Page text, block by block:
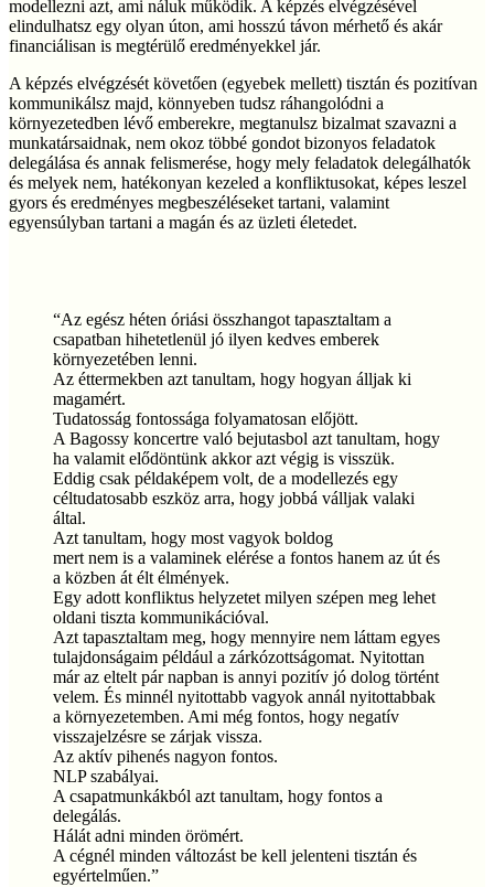
modellezni azt, ami náluk működik. A képzés elvégzésével
elindulhatsz egy olyan úton, ami hosszú távon mérhető és akár
financiálisan is megtérülő eredményekkel jár.
A képzés elvégzését követően (egyebek mellett) tisztán és pozitívan
kommunikálsz majd, könnyeben tudsz ráhangolódni a
környezetedben lévő emberekre, megtanulsz bizalmat szavazni a
munkatársaidnak, nem okoz többé gondot bizonyos feladatok
delegálása és annak felismerése, hogy mely feladatok delegálhatók
és melyek nem, hatékonyan kezeled a konfliktusokat, képes leszel
gyors és eredményes megbeszéléseket tartani, valamint
egyensúlyban tartani a magán és az üzleti életedet.
“Az egész héten óriási összhangot tapasztaltam a
csapatban hihetetlenül jó ilyen kedves emberek
környezetében lenni.
Az éttermekben azt tanultam, hogy hogyan álljak ki
magamért.
Tudatosság fontossága folyamatosan előjött.
A Bagossy koncertre való bejutasbol azt tanultam, hogy
ha valamit elődöntünk akkor azt végig is visszük.
Eddig csak példaképem volt, de a modellezés egy
céltudatosabb eszköz arra, hogy jobbá válljak valaki
által.
Azt tanultam, hogy most vagyok boldog
mert nem is a valaminek elérése a fontos hanem az út és
a közben át élt élmények.
Egy adott konfliktus helyzetet milyen szépen meg lehet
oldani tiszta kommunikációval.
Azt tapasztaltam meg, hogy mennyire nem láttam egyes
tulajdonságaim például a zárkózottságomat. Nyitottan
már az eltelt pár napban is annyi pozitív jó dolog történt
velem. És minnél nyitottabb vagyok annál nyitottabbak
a környezetemben. Ami még fontos, hogy negatív
visszajelzésre se zárjak vissza.
Az aktív pihenés nagyon fontos.
NLP szabályai.
A csapatmunkákból azt tanultam, hogy fontos a
delegálás.
Hálát adni minden örömért.
A cégnél minden változást be kell jelenteni tisztán és
egyértelműen.”